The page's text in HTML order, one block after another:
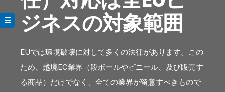
ジネスの対象範囲
EUでは環境破壊に対して多くの法律があります。この
ため、越境EC業界（段ボールやビニール、及び販売す
る商品）だけでなく、全ての業界が留意すべきもので